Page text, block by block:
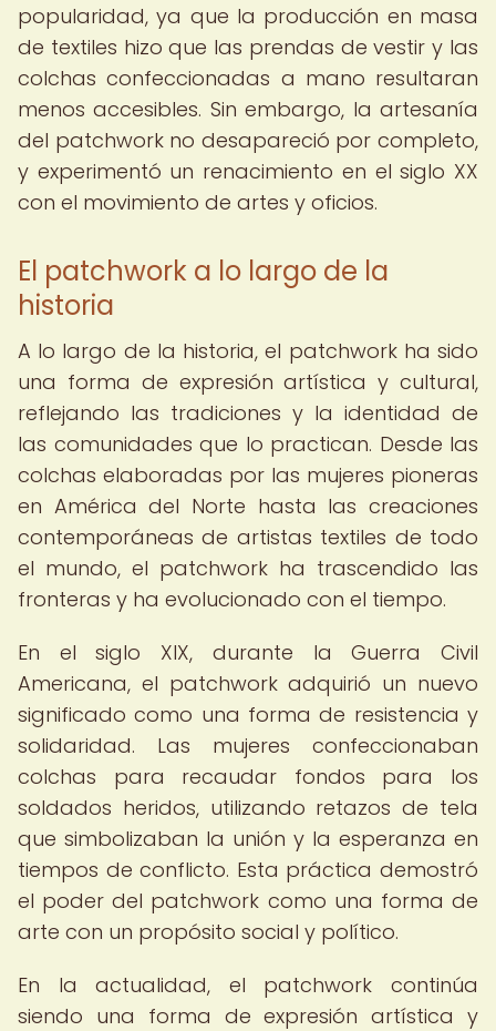
popularidad, ya que la producción en masa
de textiles hizo que las prendas de vestir y las
colchas confeccionadas a mano resultaran
menos accesibles. Sin embargo, la artesanía
del patchwork no desapareció por completo,
y experimentó un renacimiento en el siglo XX
con el movimiento de artes y oficios.
El patchwork a lo largo de la
historia
A lo largo de la historia, el patchwork ha sido
una forma de expresión artística y cultural,
reflejando las tradiciones y la identidad de
las comunidades que lo practican. Desde las
colchas elaboradas por las mujeres pioneras
en América del Norte hasta las creaciones
contemporáneas de artistas textiles de todo
el mundo, el patchwork ha trascendido las
fronteras y ha evolucionado con el tiempo.
En el siglo XIX, durante la Guerra Civil
Americana, el patchwork adquirió un nuevo
significado como una forma de resistencia y
solidaridad. Las mujeres confeccionaban
colchas para recaudar fondos para los
soldados heridos, utilizando retazos de tela
que simbolizaban la unión y la esperanza en
tiempos de conflicto. Esta práctica demostró
el poder del patchwork como una forma de
arte con un propósito social y político.
En la actualidad, el patchwork continúa
siendo una forma de expresión artística y